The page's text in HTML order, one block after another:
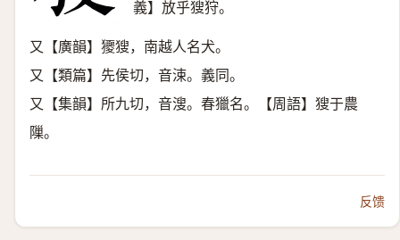
義】放乎獀狩。
又【廣韻】獿獀，南越人名犬。
又【類篇】先侯切，音涑。義同。
又【集韻】所九切，音溲。春獵名。【周語】獀于農
隟。
反馈